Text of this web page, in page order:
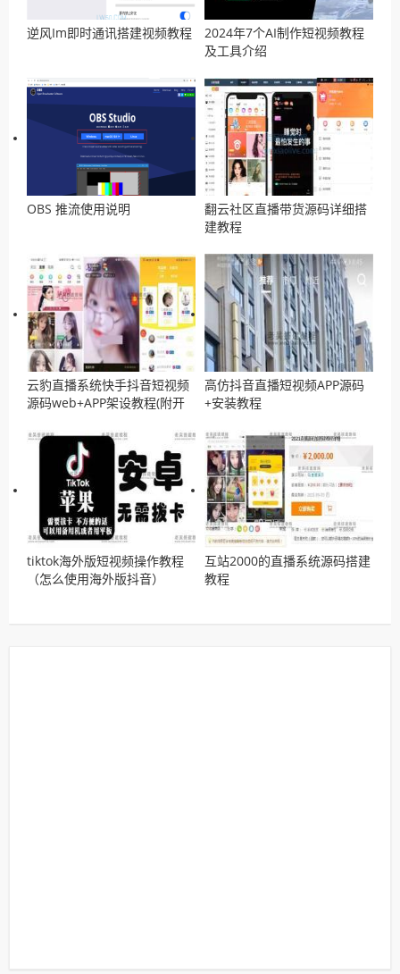
逆风Im即时通讯搭建视频教程
2024年7个AI制作短视频教程
及工具介绍
OBS 推流使用说明
翻云社区直播带货源码详细搭
建教程
云豹直播系统快手抖音短视频
源码web+APP架设教程(附开
高仿抖音直播短视频APP源码
+安装教程
tiktok海外版短视频操作教程
（怎么使用海外版抖音）
互站2000的直播系统源码搭建
教程